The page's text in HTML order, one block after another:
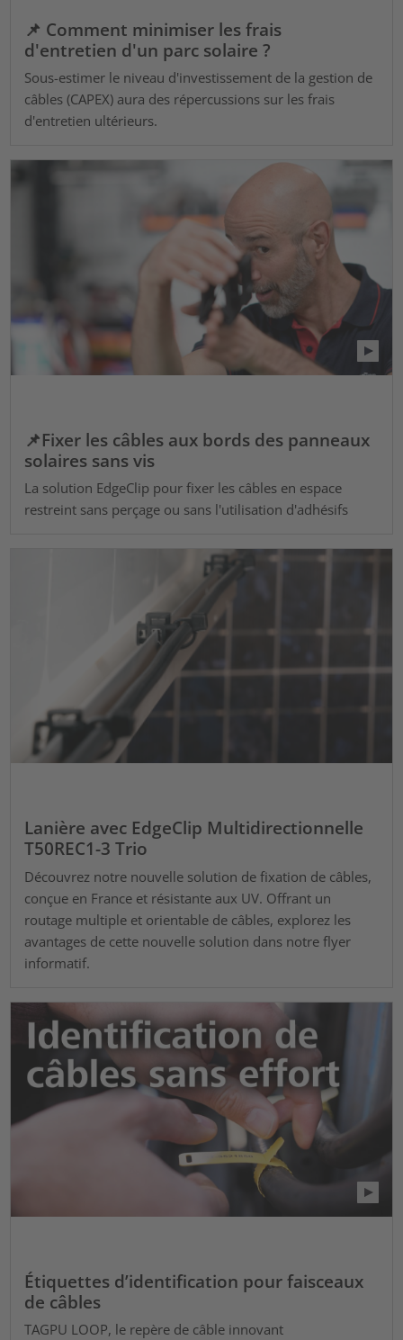
📌 Comment minimiser les frais
d'entretien d'un parc solaire ?
Sous-estimer le niveau d'investissement de la gestion de
câbles (CAPEX) aura des répercussions sur les frais
d'entretien ultérieurs.
📌Fixer les câbles aux bords des panneaux
solaires sans vis
La solution EdgeClip pour fixer les câbles en espace
restreint sans perçage ou sans l'utilisation d'adhésifs
Lanière avec EdgeClip Multidirectionnelle
T50REC1-3 Trio
Découvrez notre nouvelle solution de fixation de câbles,
conçue en France et résistante aux UV. Offrant un
routage multiple et orientable de câbles, explorez les
avantages de cette nouvelle solution dans notre flyer
informatif.
Étiquettes d’identification pour faisceaux
de câbles
TAGPU LOOP, le repère de câble innovant